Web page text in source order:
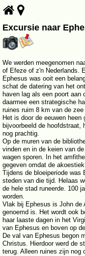
Excursie naar
We werden meegenomen
of Efeze of z'n Nederlands.
Ephesus was ooit een
schat de datering van het
haven lag als een poort aan
daarmee een strategische
ruines ruim 8 km van de zee
Het is door de eeuwen heen
bijvoorbeeld de
nog prachtig.
Op de muren van de
vinden en in de keien van
wagen sporen. In het
gegeven omdat de
Tijdens de bloeiperiode was
steden van die tijd. Helaas
de hele stad runeerde. 100
worden.
Vlak bij Ephesus is John de
genoemd is. Het wordt ook
haar laaste dagen in het
van Ephesus en boven op
De val van Ephesus begon
Christus. Hierdoor werd de
terug. Alleen ruines zijn nog